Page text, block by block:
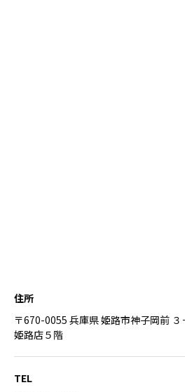
住所
〒670-0055 兵庫県 姫路市神子岡前
姫路店５階
TEL